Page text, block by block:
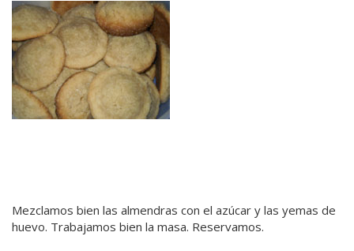
Mezclamos bien las almendras con el azúcar y las yemas de
huevo. Trabajamos bien la masa. Reservamos.